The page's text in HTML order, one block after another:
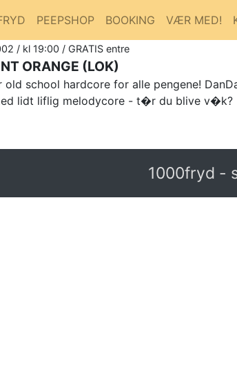
PEEPSHOP BOOKING VÆR MED!
/ kl 19:00 / GRATIS entre
ORANGE (LOK)
old school hardcore for alle pengene!
lidt liflig melodycore - t�r du blive v�k?
1000fryd -